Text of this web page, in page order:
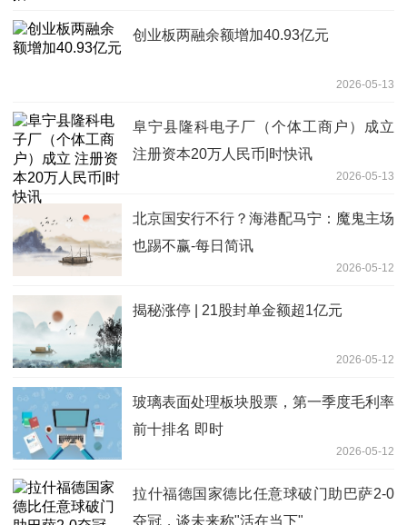
创业板两融余额增加40.93亿元
2026-05-13
阜宁县隆科电子厂（个体工商户）成立
注册资本20万人民币|时快讯
2026-05-13
北京国安行不行？海港配马宁：魔鬼主场
也踢不赢-每日简讯
2026-05-12
揭秘涨停 | 21股封单金额超1亿元
2026-05-12
玻璃表面处理板块股票，第一季度毛利率
前十排名 即时
2026-05-12
拉什福德国家德比任意球破门助巴萨2-0
夺冠，谈未来称"活在当下"